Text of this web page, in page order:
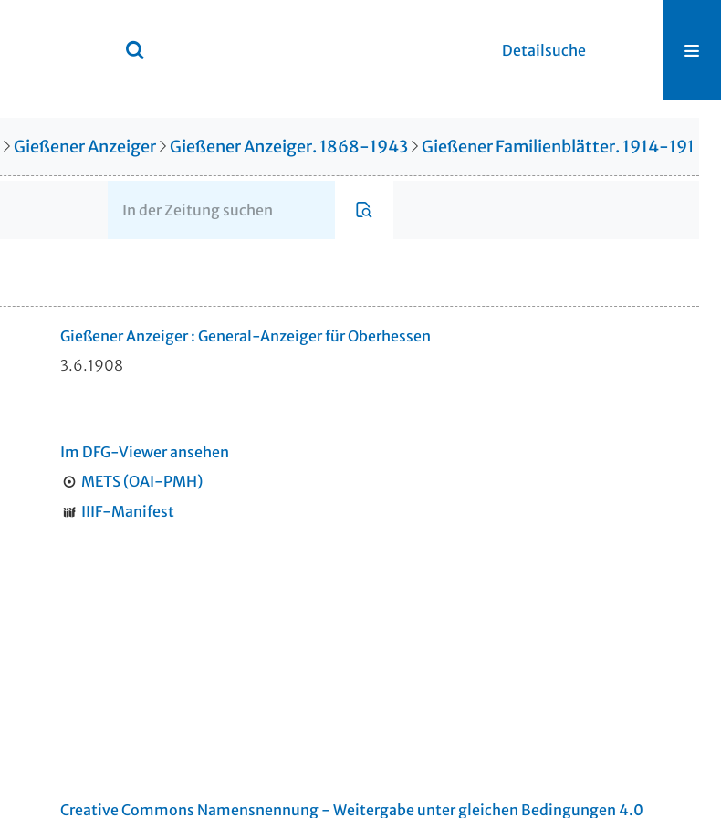
Detailsuche
Gießener Anzeiger Gießener Anzeiger. 1868-1943 Gießener Familienblätter. 1914-1914
Gießener Anzeiger : General-Anzeiger für Oberhessen
3.6.1908
Im DFG-Viewer ansehen
METS (OAI-PMH)
IIIF-Manifest
Creative Commons Namensnennung - Weitergabe unter gleichen Bedingungen 4.0